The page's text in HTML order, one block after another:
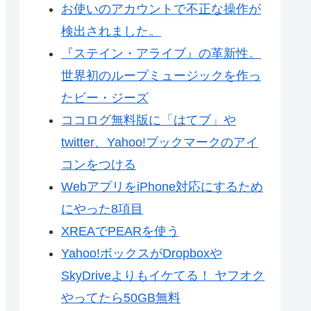
お使いのアカウントで不正な操作が
検出されました。
『ステイン・アライブ』の革新性。
世界初のループミュージックを作っ
たビー・ジーズ
ココログ無料版に「はてブ」や
twitter、Yahoo!ブックマークのアイ
コンをつける
WebアプリをiPhone対応にするため
にやった8項目
XREAでPEARを使う
Yahoo!ボックスがDropboxや
SkyDriveよりもイケてる！ ヤフオク
やってたら50GB無料